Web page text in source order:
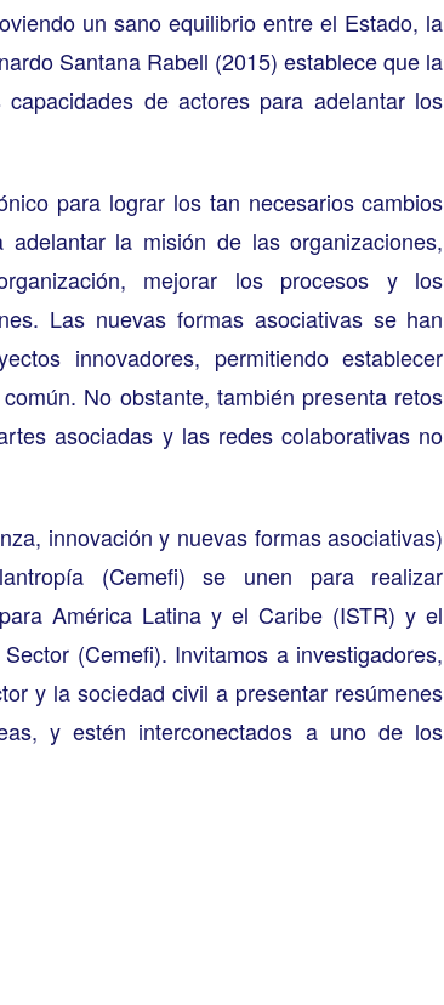
un sano equilibrio entre el Estado, la
Santana Rabell (2015) establece que la
de actores para adelantar los
para lograr los tan necesarios cambios
la misión de las organizaciones,
mejorar los procesos y los
Las nuevas formas asociativas se han
innovadores, permitiendo establecer
No obstante, también presenta retos
asociadas y las redes colaborativas no
innovación y nuevas formas asociativas)
(Cemefi) se unen para realizar
América Latina y el Caribe (ISTR) y el
(Cemefi). Invitamos a investigadores,
y la sociedad civil a presentar resúmenes
y estén interconectados a uno de los